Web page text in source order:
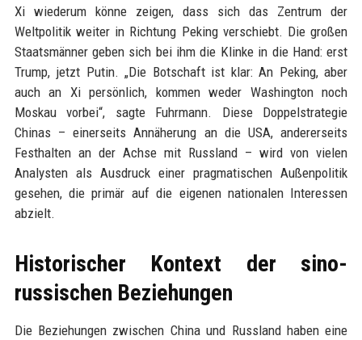
Xi wiederum könne zeigen, dass sich das Zentrum der
Weltpolitik weiter in Richtung Peking verschiebt. Die großen
Staatsmänner geben sich bei ihm die Klinke in die Hand: erst
Trump, jetzt Putin. „Die Botschaft ist klar: An Peking, aber
auch an Xi persönlich, kommen weder Washington noch
Moskau vorbei“, sagte Fuhrmann. Diese Doppelstrategie
Chinas – einerseits Annäherung an die USA, andererseits
Festhalten an der Achse mit Russland – wird von vielen
Analysten als Ausdruck einer pragmatischen Außenpolitik
gesehen, die primär auf die eigenen nationalen Interessen
abzielt.
Historischer Kontext der sino-
russischen Beziehungen
Die Beziehungen zwischen China und Russland haben eine